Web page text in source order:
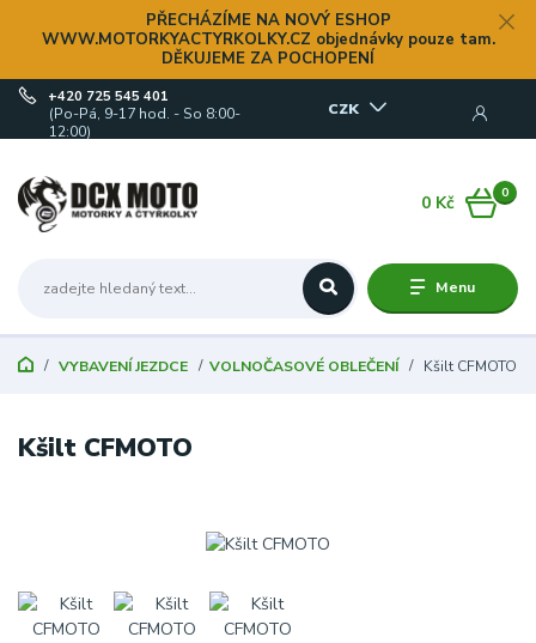
PŘECHÁZÍME NA NOVÝ ESHOP
WWW.MOTORKYACTYRKOLKY.CZ objednávky pouze tam.
DĚKUJEME ZA POCHOPENÍ
Menu
CZK
+420 725 545 401
(Po-Pá, 9-17 hod. - So 8:00-
12:00)
0
0 Kč
VYBAVENÍ JEZDCE VOLNOČASOVÉ OBLEČENÍ Kšilt CFMOTO
Kšilt CFMOTO